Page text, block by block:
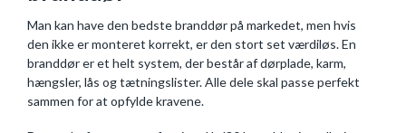
Man kan have den bedste branddør på markedet, men hvis
den ikke er monteret korrekt, er den stort set værdiløs. En
branddør er et helt system, der består af dørplade, karm,
hængsler, lås og tætningslister. Alle dele skal passe perfekt
sammen for at opfylde kravene.